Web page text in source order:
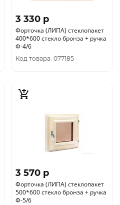
3 330 p
Форточка (ЛИПА) стеклопакет
400*600 стекло бронза + ручка
Ф-4/6
Код товара: 077185
3 570 p
Форточка (ЛИПА) стеклопакет
500*600 стекло бронза + ручка
Ф-5/6